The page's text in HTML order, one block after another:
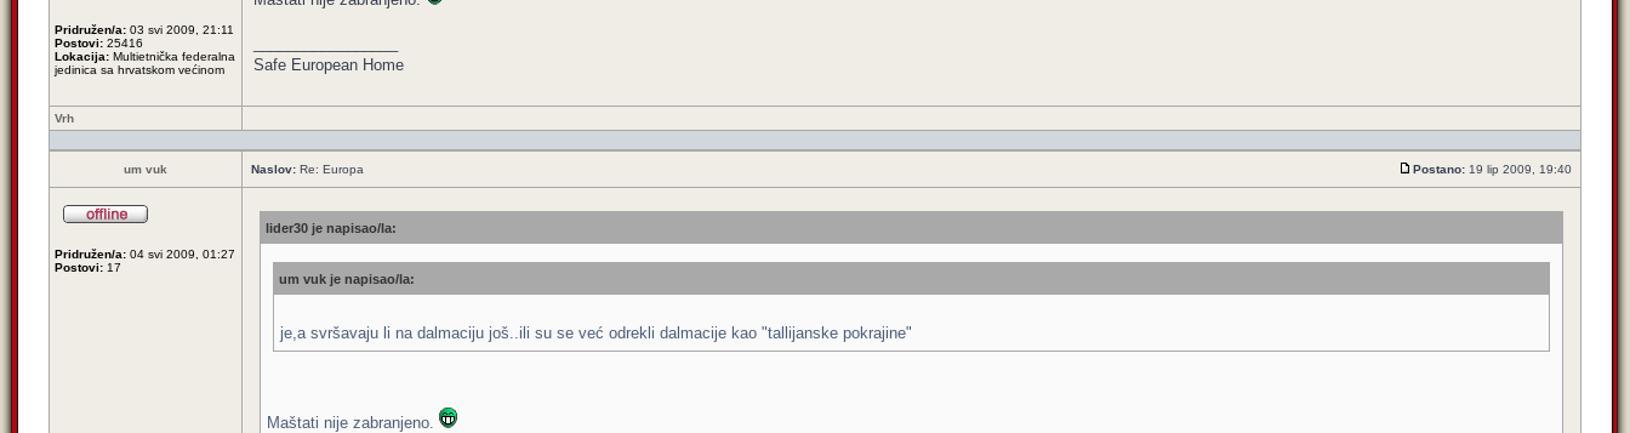
Pridružen/a: 03 svi 2009, 21:11
Postovi: 25416
Lokacija: Multietnička federalna
jedinica sa hrvatskom većinom
Safe European Home
Vrh
um vuk Naslov: Re: Europa Postano: 19 lip 2009, 19:40
Pridružen/a: 04 svi 2009, 01:27
Postovi: 17
lider30 je napisao/la:
um vuk je napisao/la:
je,a svršavaju li na dalmaciju još..ili su se već odrekli dalmacije kao "tallijanske pokrajine"
Maštati nije zabranjeno.